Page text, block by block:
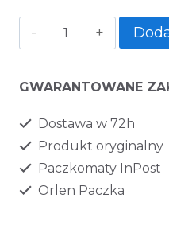
GWARANTOWANE
Dostawa w 72h
Produkt oryginalny
Paczkomaty InPost
Orlen Paczka